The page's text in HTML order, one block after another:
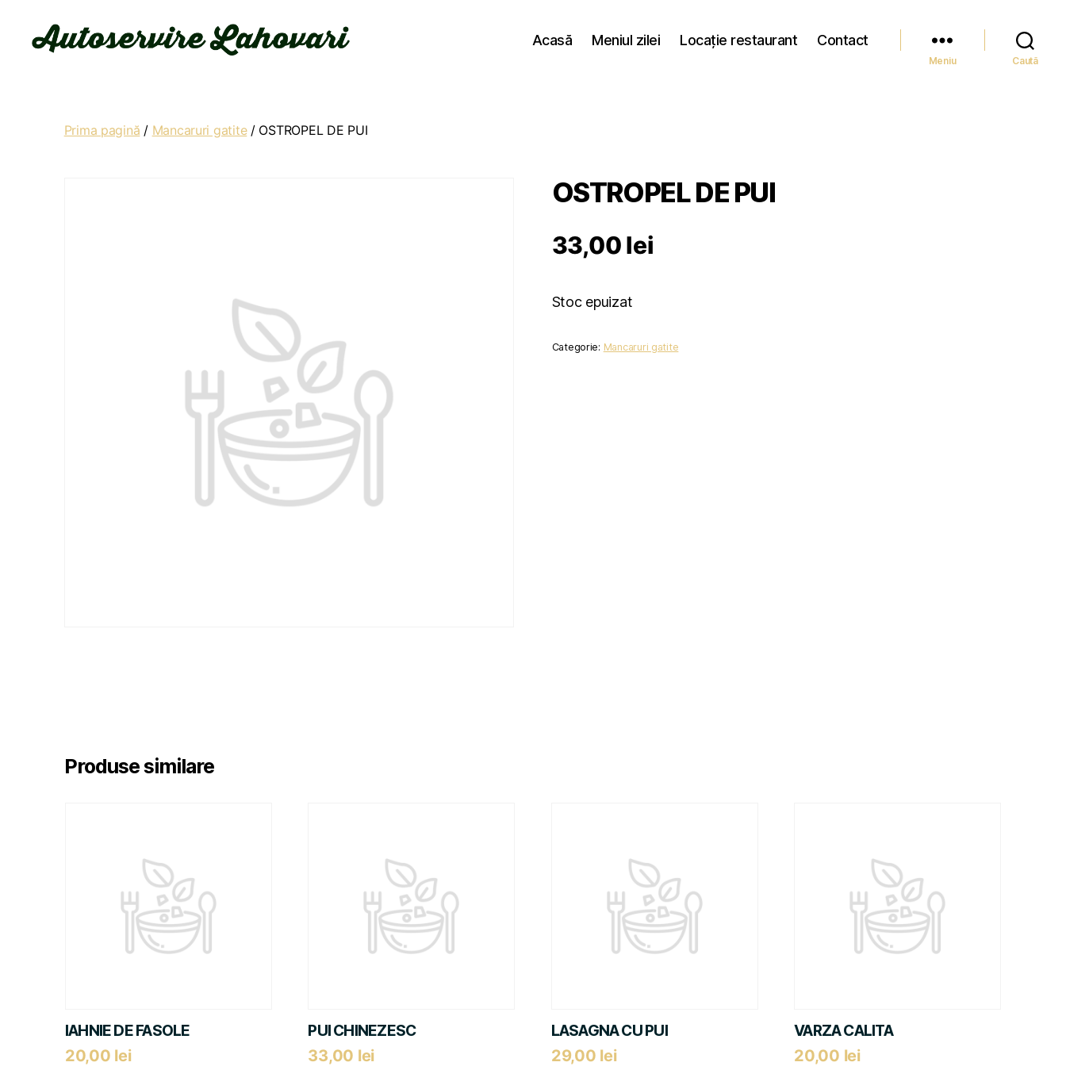
Acasă Meniul zilei Locație restaurant Contact
Meniu Caută
Prima pagină / Mancaruri gatite/ OSTROPEL DE PUI
OSTROPEL DE PUI
33,00lei
Stoc epuizat
Categorie: Mancaruri gatite
Produse similare
IAHNIE DE FASOLE
20,00 lei
PUI CHINEZESC
33,00 lei
LASAGNA CU PUI
29,00 lei
VARZA CALITA
20,00 lei